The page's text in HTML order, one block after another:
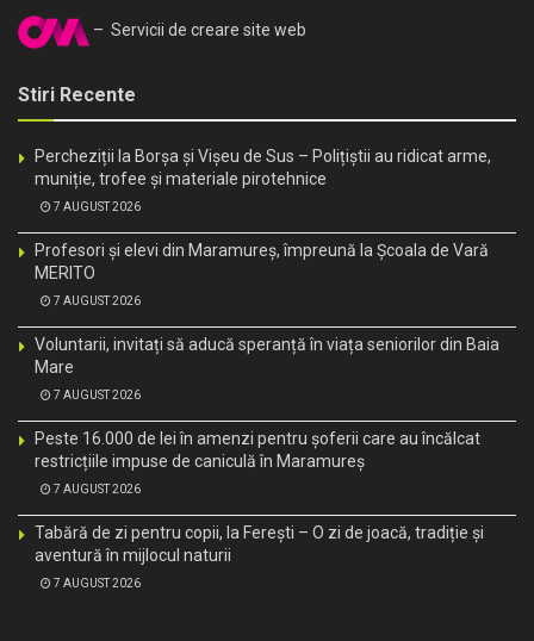
– Servicii de creare site web
Stiri Recente
Percheziții la Borșa și Vișeu de Sus – Polițiștii au ridicat arme,
muniție, trofee și materiale pirotehnice
7 AUGUST 2026
Profesori și elevi din Maramureș, împreună la Școala de Vară
MERITO
7 AUGUST 2026
Voluntarii, invitați să aducă speranță în viața seniorilor din Baia
Mare
7 AUGUST 2026
Peste 16.000 de lei în amenzi pentru șoferii care au încălcat
restricțiile impuse de caniculă în Maramureș
7 AUGUST 2026
Tabără de zi pentru copii, la Ferești – O zi de joacă, tradiție și
aventură în mijlocul naturii
7 AUGUST 2026